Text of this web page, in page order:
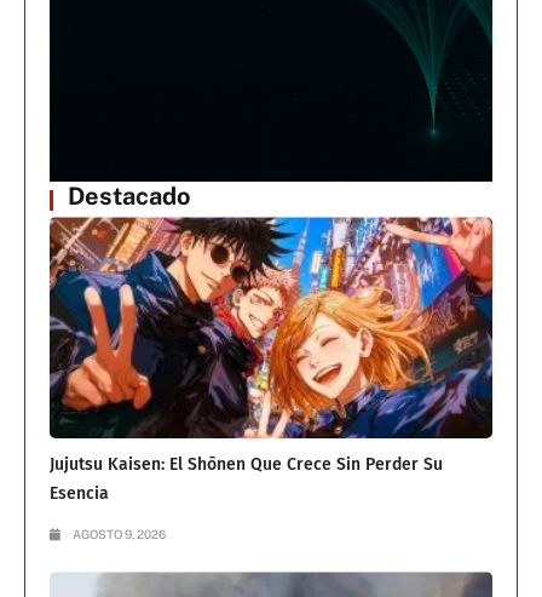
Destacado
Jujutsu Kaisen: El Shōnen Que Crece Sin Perder Su
Esencia
AGOSTO 9, 2026